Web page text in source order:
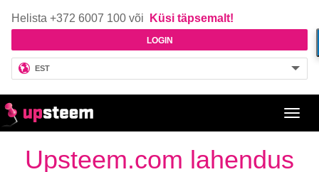
Helista +372 6007 100 või Küsi täpsemalt!
LOGIN
EST
Upsteem.com lahendus